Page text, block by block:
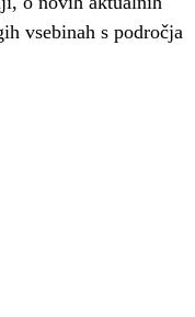
vsebinah s področja